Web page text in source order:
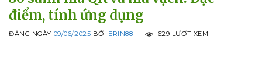
điểm, tính ứng dụng
ĐĂNG NGÀY 09/06/2025 BỞI ERIN88 | 629 LƯỢT XEM